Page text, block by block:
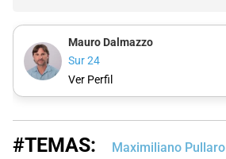
Mauro Dalmazzo
Sur 24
Ver Perfil
#TEMAS: Maximiliano Pullaro